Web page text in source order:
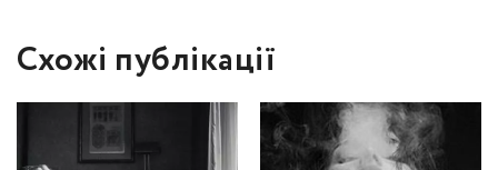
Схожі публікації